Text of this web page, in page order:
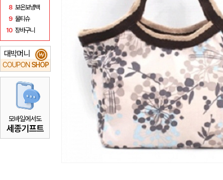
8 보온보냉백
9 물티슈
10 장바구니
대박머니
COUPON SHOP
₩
모바일에서도
세종기프트